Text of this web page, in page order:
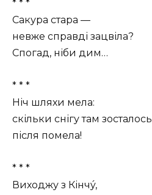
* * *
Сакура стара —
невже справді зацвіла?
Спогад, ніби дим…
* * *
Ніч шляхи мела:
скільки снігу там зосталось
після помела!
* * *
Виходжу з Кінчý,